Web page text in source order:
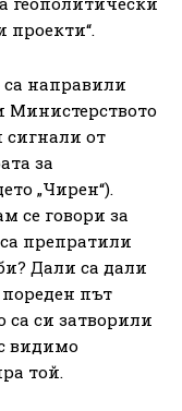
проекти“.
направили
Министерството
сигнали от
за
„Чирен“).
се говори за
препратили
Дали са дали
път
са си затворили
видимо
той.